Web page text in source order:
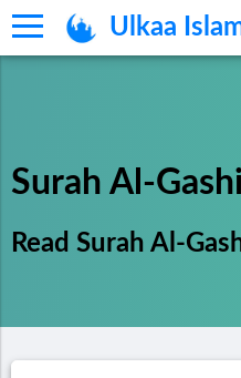
Ulkaa
Surah Al-
Read Surah Al-